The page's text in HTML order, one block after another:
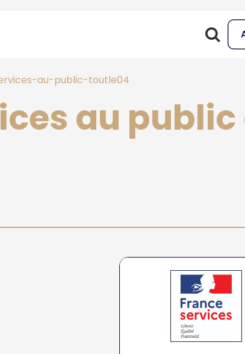
au-public-toutle04
au public